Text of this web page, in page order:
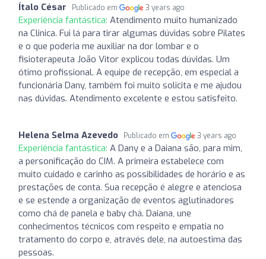
Ítalo César Publicado em 3 years ago
Experiência fantástica: Atendimento muito humanizado
na Clinica. Fui lá para tirar algumas dúvidas sobre Pilates
e o que poderia me auxiliar na dor lombar e o
fisioterapeuta João Vitor explicou todas dúvidas. Um
ótimo profissional. A equipe de recepção, em especial a
funcionária Dany, também foi muito solicita e me ajudou
nas dúvidas. Atendimento excelente e estou satisfeito.
Helena Selma Azevedo Publicado em 3 years ago
Experiência fantástica: A Dany e a Daiana são, para mim,
a personificação do CIM. A primeira estabelece com
muito cuidado e carinho as possibilidades de horário e as
prestações de conta. Sua recepção é alegre e atenciosa
e se estende a organização de eventos aglutinadores
como chá de panela e baby chá. Daiana, une
conhecimentos técnicos com respeito e empatia no
tratamento do corpo e, através dele, na autoestima das
pessoas.